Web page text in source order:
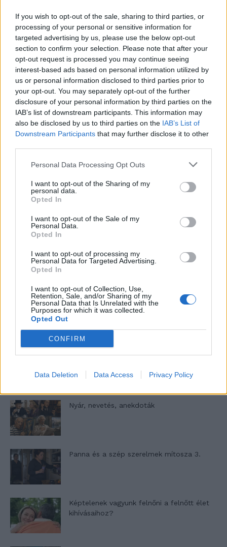
If you wish to opt-out of the sale, sharing to third parties, or
processing of your personal or sensitive information for
targeted advertising by us, please use the below opt-out
section to confirm your selection. Please note that after your
opt-out request is processed you may continue seeing
interest-based ads based on personal information utilized by
us or personal information disclosed to third parties prior to
your opt-out. You may separately opt-out of the further
disclosure of your personal information by third parties on the
IAB’s list of downstream participants. This information may
also be disclosed by us to third parties on the IAB’s List of
Downstream Participants that may further disclose it to other
Personal Data Processing Opt Outs
I want to opt-out of the Sharing of my
personal data.
Opted In
I want to opt-out of the Sale of my
Personal Data.
Opted In
I want to opt-out of processing my
Personal Data for Targeted Advertising.
Opted In
I want to opt-out of Collection, Use,
Retention, Sale, and/or Sharing of my
Personal Data that Is Unrelated with the
Purposes for which it was collected.
Opted Out
CONFIRM
Data Deletion Data Access Privacy Policy
Minka 12. rész
Minka 11. rész
T. szereti a fiatal lányokat 14. rész
Pedig szóltam… – Miért nem hiszünk a
nőknek, amikor segítséget kérnek?
gyűjteménye
Elyna Robbs: Adéle és az örökölt árnyak
Woody Allen megosztó zsenialitása
A világ legismertebb ruhái
Nyár, nevetés, anekdoták
Panna és a szép szerelmek mítosza 3.
Képtelenek vagyunk felnőni a felnőtt élet
kihívásaihoz?